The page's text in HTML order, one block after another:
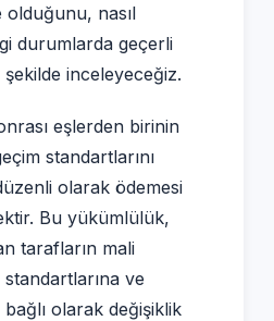
nasıl
durumlarda geçerli
inceleyeceğiz.
eşlerden birinin
standartlarını
olarak ödemesi
Bu yükümlülük,
tarafların mali
ve
bağlı olarak değişiklik